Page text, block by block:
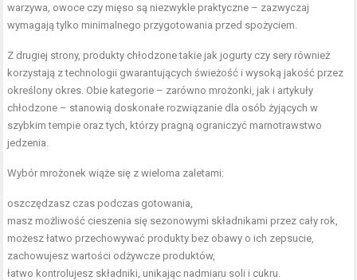
warzywa, owoce czy mięso są niezwykle praktyczne – zazwyczaj
wymagają tylko minimalnego przygotowania przed spożyciem.
Z drugiej strony, produkty chłodzone takie jak jogurty czy sery również
korzystają z technologii gwarantujących świeżość i wysoką jakość przez
określony okres. Obie kategorie – zarówno mrożonki, jak i artykuły
chłodzone – stanowią doskonałe rozwiązanie dla osób żyjących w
szybkim tempie oraz tych, którzy pragną ograniczyć marnotrawstwo
jedzenia.
Wybór mrożonek wiąże się z wieloma zaletami:
oszczędzasz czas podczas gotowania,
masz możliwość cieszenia się sezonowymi składnikami przez cały rok,
możesz łatwo przechowywać produkty bez obawy o ich zepsucie,
zachowujesz wartości odżywcze produktów,
łatwo kontrolujesz składniki, unikając nadmiaru soli i cukru.